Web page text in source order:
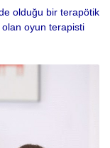
olduğu bir terapötik
olan oyun terapisti